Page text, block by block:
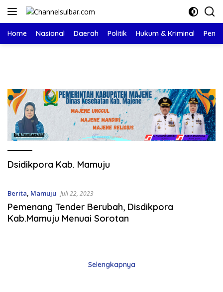
Langsung
Home Nasional Daerah Politik Hukum & Kriminal
Dsidikpora Kab. Mamuju
Berita Mamuju Juli 22, 2023
Pemenang Tender Berubah, Disdikpora
Kab.Mamuju Menuai Sorotan
Selengkapnya